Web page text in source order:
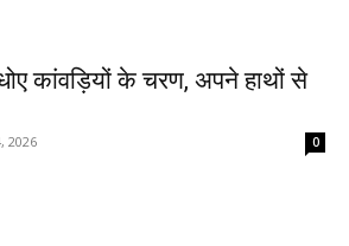
कांवड़ियों के चरण, अपने हाथों से
2026 0